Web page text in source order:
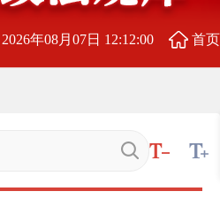
2026年08月07日 12:12:01 首页